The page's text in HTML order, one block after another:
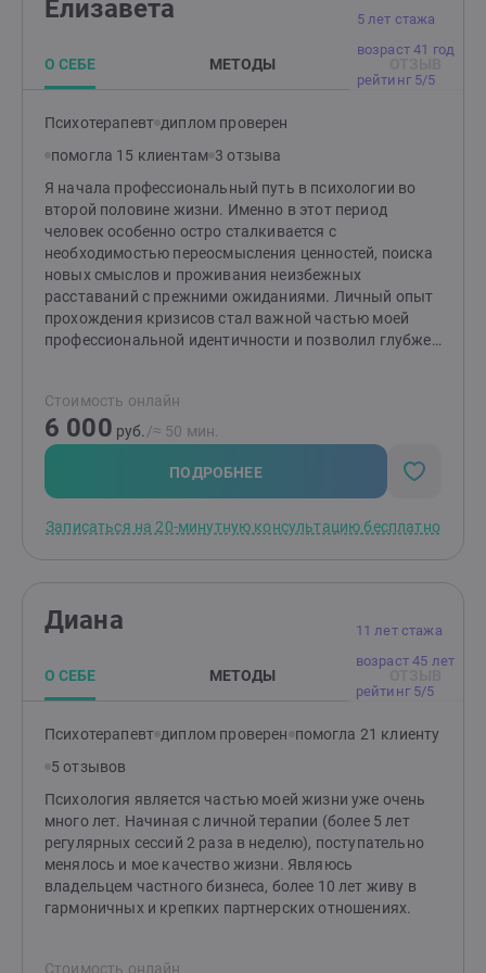
символдрама может их дать. Если Вы готовы и
хорошо мотивированы, я научу Вас радоваться
жизни не смотря ни на что, и накапливать ресурсы.
Вы научитесь понимать себя и свои чувства, ведь
только Ваши чувства - Ваша путеводная
нить.Спасибо за внимание.
5 лет стажа
возраст 41 год
рейтинг 5/5
Елизавета
О СЕБЕ МЕТОДЫ
Психотерапевт диплом проверен
помогла 15 клиентам 3 отзыва
Я начала профессиональный путь в психологии во
второй половине жизни. Именно в этот период
человек особенно остро сталкивается с
необходимостью переосмысления ценностей, поиска
новых смыслов и проживания неизбежных
расставаний с прежними ожиданиями. Личный опыт
прохождения кризисов стал важной частью моей
профессиональной идентичности и позволил глубже
несколько направлений: Транзактный анализ.
Помогаю исследовать жизненные сценарии, осознать
привычные модели поведения и коммуникации,
выявить «драйверы» и «запреты», а также
выработать новые способы взаимодействия с собой,
Рассматриваю проблемы не изолированно, а в
взаимопонимание и разрешить конфликты через
Экзистенциальная психотерапия. Сопровождаю в
поиске смыслов, принятии ответственности за свой
подход особенно эффективен при работе с
пустоты или потерей ориентиров. В рамках
психотерапии я сопровождаю клиентов в решении
следующих задач: -поиск и обретение собственных
смыслов, в том числе в периоды экзистенциальных
кризисов; -преодоление жизненных кризисов и
адаптация к изменениям (возрастным, семейным,
профессиональным); -осознание и реализация
Стоимость онлайн
6 000 руб. /≈ 50 мин.
ПОДРОБНЕЕ
Записаться на 20-минутную консультацию бесплатно
11 лет стажа
возраст 45 лет
рейтинг 5/5
Диана
О СЕБЕ МЕТОДЫ
Психотерапевт диплом проверен помогла 21 клиенту
5 отзывов
Психология является частью моей жизни уже очень
много лет. Начиная с личной терапии (более 5 лет
регулярных сессий 2 раза в неделю), поступательно
менялось и мое качество жизни. Являюсь
владельцем частного бизнеса, более 10 лет живу в
гармоничных и крепких партнерских отношениях.
Стоимость онлайн